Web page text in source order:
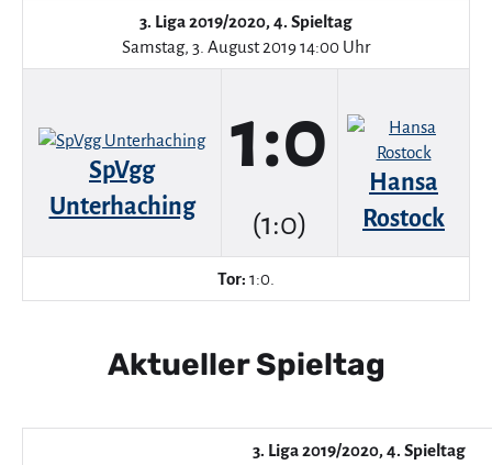
3. Liga 2019/2020, 4. Spieltag
Samstag, 3. August 2019 14:00 Uhr
SpVgg
Unterhaching
1:0
(1:0)
Hansa
Rostock
Tor: 1:0.
Aktueller Spieltag
3. Liga 2019/2020, 4. Spieltag